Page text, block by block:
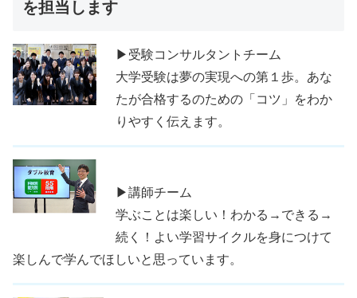
を担当します
▶受験コンサルタントチーム
大学受験は夢の実現への第１歩。あな
たが合格するのための「コツ」をわか
りやすく伝えます。
▶講師チーム
学ぶことは楽しい！わかる→できる→
続く！よい学習サイクルを身につけて
楽しんで学んでほしいと思っています。